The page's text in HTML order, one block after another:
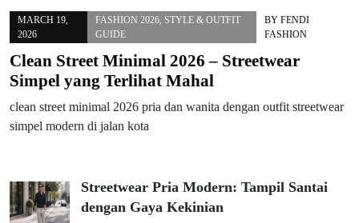
MARCH 19,
2026
FASHION 2026 STYLE & OUTFIT
GUIDE
BY FENDI
FASHION
Clean Street Minimal 2026 – Streetwear
Simpel yang Terlihat Mahal
clean street minimal 2026 pria dan wanita dengan outfit streetwear
simpel modern di jalan kota
Streetwear Pria Modern: Tampil Santai
dengan Gaya Kekinian